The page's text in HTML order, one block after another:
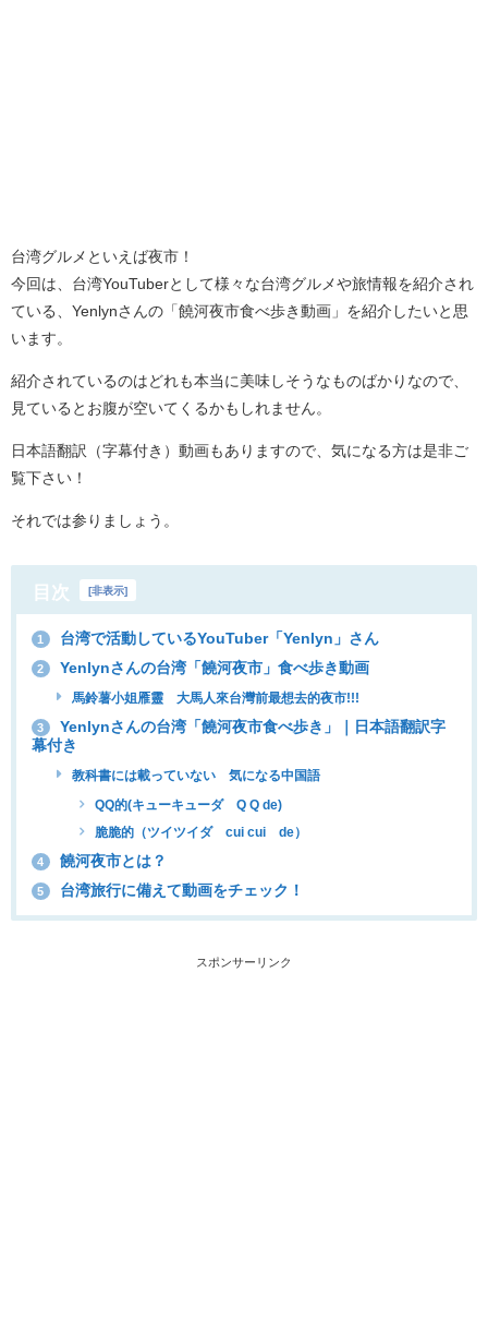
台湾グルメといえば夜市！
今回は、台湾YouTuberとして様々な台湾グルメや旅情報を紹介され
ている、Yenlynさんの「饒河夜市食べ歩き動画」を紹介したいと思
います。
紹介されているのはどれも本当に美味しそうなものばかりなので、
見ているとお腹が空いてくるかもしれません。
日本語翻訳（字幕付き）動画もありますので、気になる方は是非ご
覧下さい！
それでは参りましょう。
目次 [非表示]
1 台湾で活動しているYouTuber「Yenlyn」さん
2 Yenlynさんの台湾「饒河夜市」食べ歩き動画
馬鈴薯小姐雁靈 大馬人來台灣前最想去的夜市!!!
3
Yenlynさんの台湾「饒河夜市食べ歩き」｜日本語翻訳字
幕付き
教科書には載っていない 気になる中国語
QQ的(キューキューダ Q Q de)
脆脆的（ツイツイダ cui cui de）
4 饒河夜市とは？
5 台湾旅行に備えて動画をチェック！
スポンサーリンク